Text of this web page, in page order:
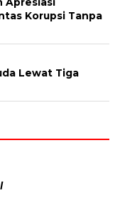
Korupsi Tanpa
Lewat Tiga